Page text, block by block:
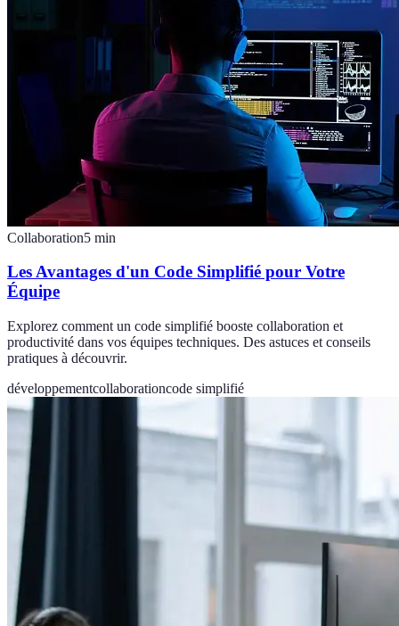
Collaboration5 min
Les Avantages d'un Code Simplifié pour Votre
Équipe
Explorez comment un code simplifié booste collaboration et
productivité dans vos équipes techniques. Des astuces et conseils
pratiques à découvrir.
développementcollaborationcode simplifié